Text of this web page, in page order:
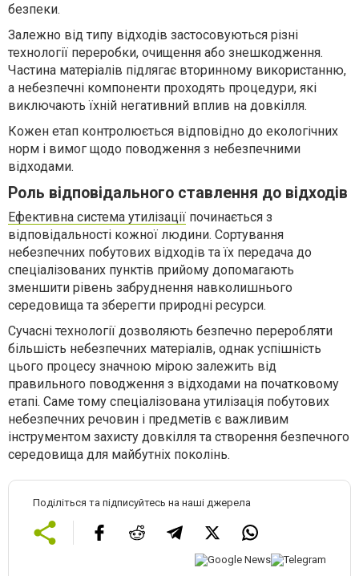
безпеки.
Залежно від типу відходів застосовуються різні
технології переробки, очищення або знешкодження.
Частина матеріалів підлягає вторинному використанню,
а небезпечні компоненти проходять процедури, які
виключають їхній негативний вплив на довкілля.
Кожен етап контролюється відповідно до екологічних
норм і вимог щодо поводження з небезпечними
відходами.
Роль відповідального ставлення до відходів
Ефективна система утилізації починається з
відповідальності кожної людини. Сортування
небезпечних побутових відходів та їх передача до
спеціалізованих пунктів прийому допомагають
зменшити рівень забруднення навколишнього
середовища та зберегти природні ресурси.
Сучасні технології дозволяють безпечно переробляти
більшість небезпечних матеріалів, однак успішність
цього процесу значною мірою залежить від
правильного поводження з відходами на початковому
етапі. Саме тому спеціалізована утилізація побутових
небезпечних речовин і предметів є важливим
інструментом захисту довкілля та створення безпечного
середовища для майбутніх поколінь.
Поділіться та підписуйтесь на наші джерела